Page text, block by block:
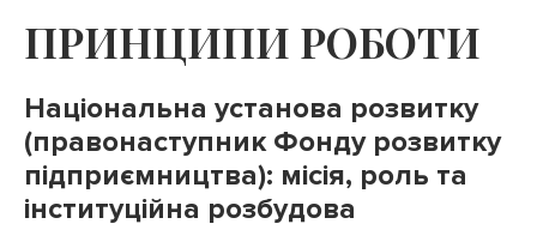
ПРИНЦИПИ РОБОТИ
Національна установа розвитку
(правонаступник Фонду розвитку
підприємництва): місія, роль та
інституційна розбудова